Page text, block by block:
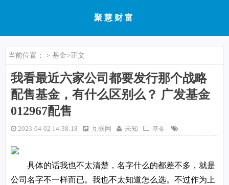
聚慧财富
当前位置： > 基金>正文
我看最近六家公司都要发行那个战略
配售基金，有什么区别么？ 广发基金
012967配售
2023-04-02 14:38:18 互联网 未知 基金
具体的话我也不太清楚，名字什么的都差不多，就是
公司名字不一样而已。我也不太知道怎么选。不过作为上